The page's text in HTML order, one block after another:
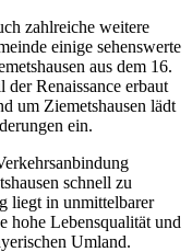
zahlreiche weitere
einige sehenswerte
aus dem 16.
der Renaissance erbaut
um Ziemetshausen lädt
ein.
schnell zu
liegt in unmittelbarer
hohe Lebensqualität und
Umland.